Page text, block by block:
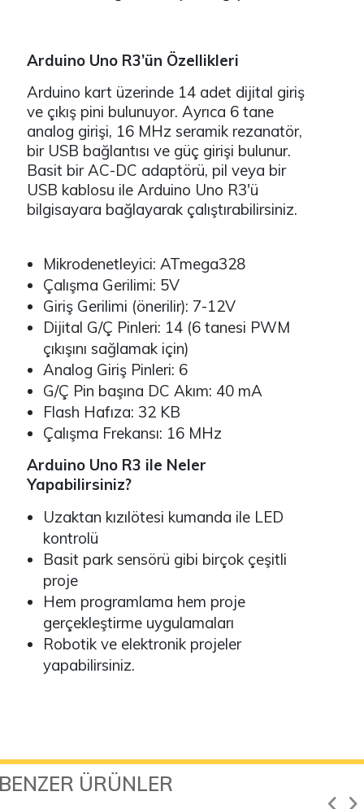
Arduino Uno R3’ün Özellikleri
Arduino kart üzerinde 14 adet dijital giriş
ve çıkış pini bulunuyor. Ayrıca 6 tane
analog girişi, 16 MHz seramik rezanatör,
bir USB bağlantısı ve güç girişi bulunur.
Basit bir AC-DC adaptörü, pil veya bir
USB kablosu ile Arduino Uno R3'ü
bilgisayara bağlayarak çalıştırabilirsiniz.
Mikrodenetleyici: ATmega328
Çalışma Gerilimi: 5V
Giriş Gerilimi (önerilir): 7-12V
Dijital G/Ç Pinleri: 14 (6 tanesi PWM
çıkışını sağlamak için)
Analog Giriş Pinleri: 6
G/Ç Pin başına DC Akım: 40 mA
Flash Hafıza: 32 KB
Çalışma Frekansı: 16 MHz
Arduino Uno R3 ile Neler
Yapabilirsiniz?
Uzaktan kızılötesi kumanda ile LED
kontrolü
Basit park sensörü gibi birçok çeşitli
proje
Hem programlama hem proje
gerçekleştirme uygulamaları
Robotik ve elektronik projeler
yapabilirsiniz.
ÜRÜNLER